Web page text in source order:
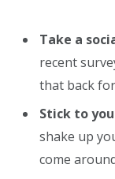
Take a
recent
that back
Stick to
shake up
come